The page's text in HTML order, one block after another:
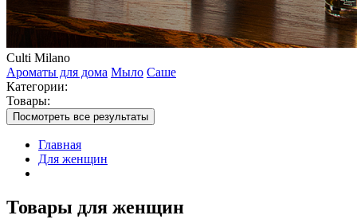
Culti Milano
Ароматы для дома Мыло Саше
Категории:
Товары:
Посмотреть все результаты
Главная
Для женщин
Товары для женщин